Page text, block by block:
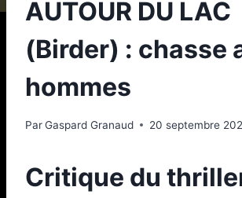
AUTOUR DU LAC
(Birder) : chasse
hommes
ParGaspard Granaud 20 septembre
Critique du